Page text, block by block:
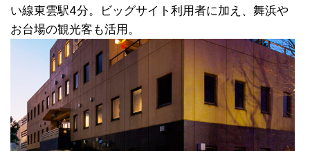
い線東雲駅4分。ビッグサイト利用者に加え、舞浜や
お台場の観光客も活用。